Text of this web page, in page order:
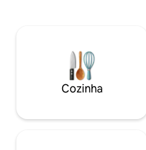
Cozinha